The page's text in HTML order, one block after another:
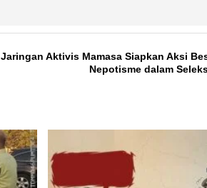
Jaringan Aktivis Mamasa Siapkan Aksi
Nepotisme dalam